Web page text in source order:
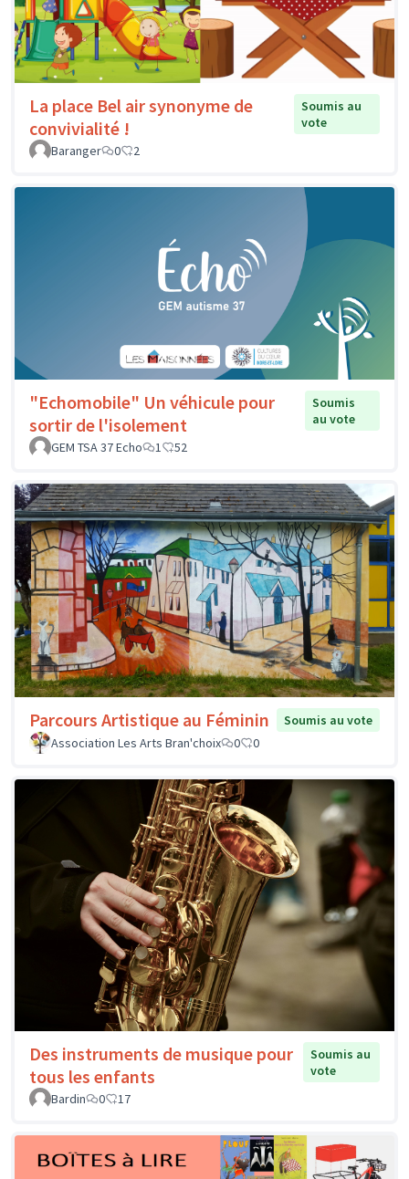
La place Bel air synonyme de
convivialité !
Soumis au
vote
Baranger
0 2
"Echomobile" Un véhicule pour
sortir de l'isolement
Soumis
au vote
GEM TSA 37 Echo
1 52
Parcours Artistique au Féminin
Soumis au vote
Association Les Arts Bran'choix
0 0
Des instruments de musique pour
tous les enfants
Soumis au
vote
Bardin
0 17